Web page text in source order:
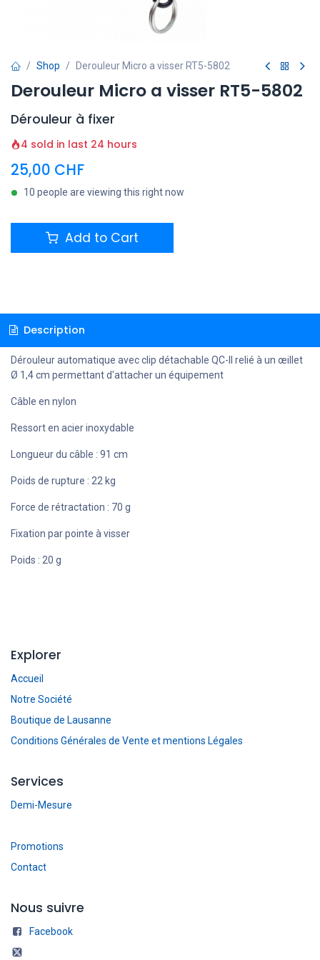
Shop Derouleur Micro a visser RT5-5802
Derouleur Micro a visser RT5-5802
Dérouleur à fixer
4 sold in last 24 hours
25,00 CHF
10 people are viewing this right now
Add to Cart
Description
Dérouleur automatique avec clip détachable QC-II relié à un œillet
Ø 1,4 cm permettant d'attacher un équipement
Câble en nylon
Ressort en acier inoxydable
Longueur du câble : 91 cm
Poids de rupture : 22 kg
Force de rétractation : 70 g
Fixation par pointe à visser
Poids : 20 g
Explorer
Accueil
Notre Société
Boutique de Lausanne
Conditions Générales de Vente et mentions Légales
Services
Demi-Mesure
Promotions
Contact
Nous suivre
Facebook